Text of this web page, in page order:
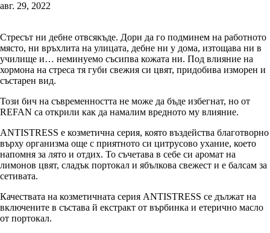
авг. 29, 2022
Стресът ни дебне отвсякъде. Дори да го подминем на работното
място, ни връхлита на улицата, дебне ни у дома, изтощава ни в
училище и… неминуемо съсипва кожата ни. Под влияние на
хормона на стреса тя губи свежия си цвят, придобива изморен и
състарен вид.
Този бич на съвременността не може да бъде избегнат, но от
REFAN са открили как да намалим вредното му влияние.
ANTISTRESS е козметична серия, която въздейства благотворно
върху организма още с приятното си цитрусово ухание, което
напомня за лято и отдих. То съчетава в себе си аромат на
лимонов цвят, сладък портокал и ябълкова свежест и е балсам за
сетивата.
Качествата на козметичната серия ANTISTRESS се дължат на
включените в състава й екстракт от върбинка и етерично масло
от портокал.